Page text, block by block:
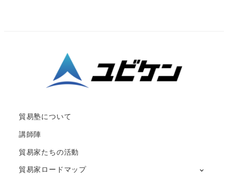
貿易塾について
講師陣
貿易家たちの活動
貿易家ロードマップ